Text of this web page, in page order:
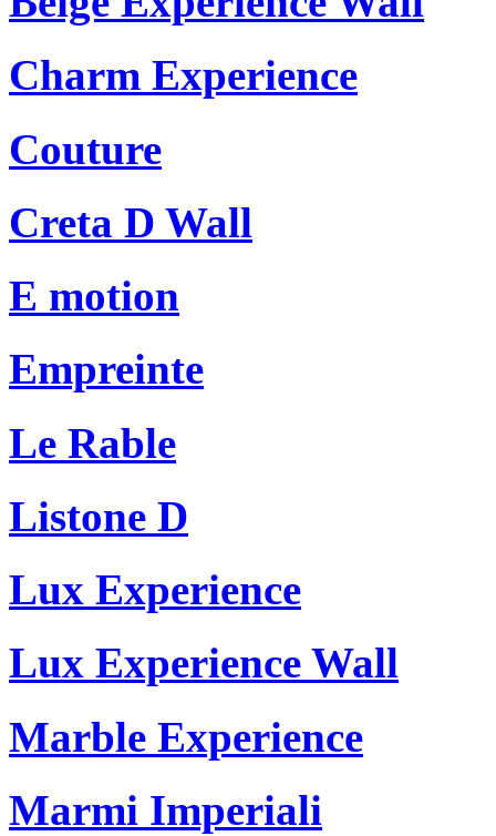
Charm Experience
Couture
Creta D Wall
E motion
Empreinte
Le Rable
Listone D
Lux Experience
Lux Experience Wall
Marble Experience
Marmi Imperiali